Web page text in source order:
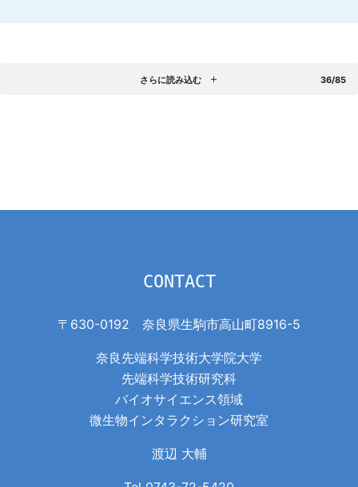
さらに読み込む 36/85
CONTACT
〒630-0192 奈良県生駒市高山町8916-5
奈良先端科学技術大学院大学
先端科学技術研究科
バイオサイエンス領域
微生物インタラクション研究室
渡辺 大輔